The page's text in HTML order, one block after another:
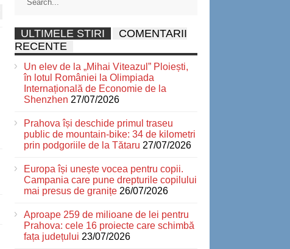
ULTIMELE STIRI
COMENTARII
RECENTE
Un elev de la „Mihai Viteazul” Ploiești,
în lotul României la Olimpiada
Internațională de Economie de la
Shenzhen 27/07/2026
Prahova își deschide primul traseu
public de mountain-bike: 34 de kilometri
prin podgoriile de la Tătaru 27/07/2026
Europa își unește vocea pentru copii.
Campania care pune drepturile copilului
mai presus de granițe 26/07/2026
Aproape 259 de milioane de lei pentru
Prahova: cele 16 proiecte care schimbă
fața județului 23/07/2026